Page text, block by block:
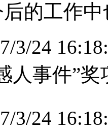
的工作
3/24
人事件”奖
3/24